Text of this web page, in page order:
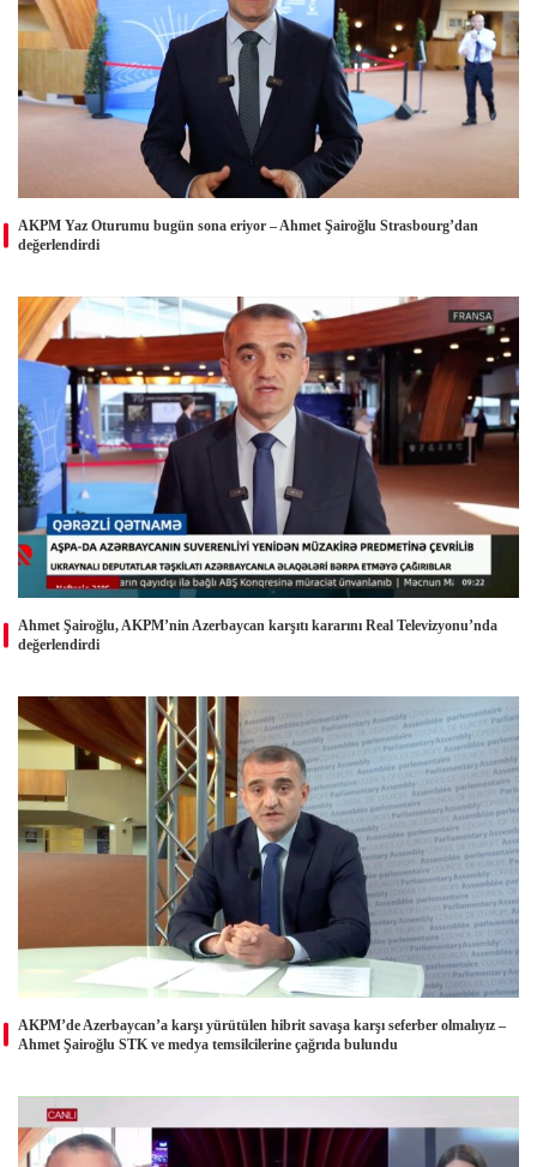
AKPM Yaz Oturumu bugün sona eriyor – Ahmet Şairoğlu Strasbourg’dan
değerlendirdi
Ahmet Şairoğlu, AKPM’nin Azerbaycan karşıtı kararını Real Televizyonu’nda
değerlendirdi
AKPM’de Azerbaycan’a karşı yürütülen hibrit savaşa karşı seferber olmalıyız –
Ahmet Şairoğlu STK ve medya temsilcilerine çağrıda bulundu